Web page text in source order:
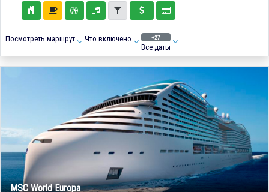
Посмотреть маршрут Что включено +27
Все даты
MSC World Europa